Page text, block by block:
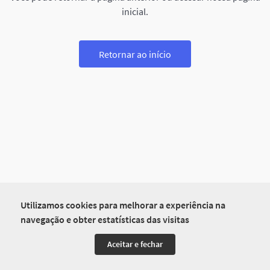
Utilizamos cookies para melhorar a experiência na
navegação e obter estatísticas das visitas
Aceitar e fechar
inicial.
Retornar ao início